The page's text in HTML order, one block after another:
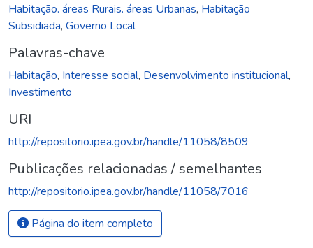
Habitação. áreas Rurais. áreas Urbanas, Habitação
Subsidiada, Governo Local
Palavras-chave
Habitação, Interesse social, Desenvolvimento institucional,
Investimento
URI
http://repositorio.ipea.gov.br/handle/11058/8509
Publicações relacionadas / semelhantes
http://repositorio.ipea.gov.br/handle/11058/7016
Página do item completo